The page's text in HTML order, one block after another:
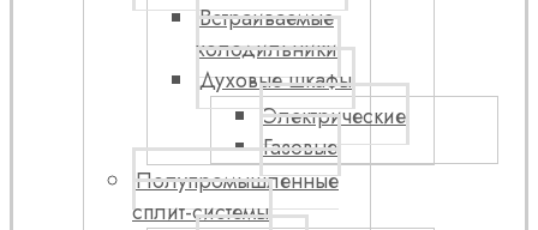
Встраиваемые
холодильники
Духовые шкафы
Электрические
Газовые
Полупромышленные
сплит-системы